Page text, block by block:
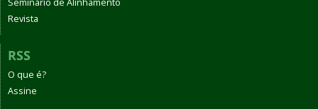
Seminário de Alinhamento
Revista
RSS
O que é?
Assine